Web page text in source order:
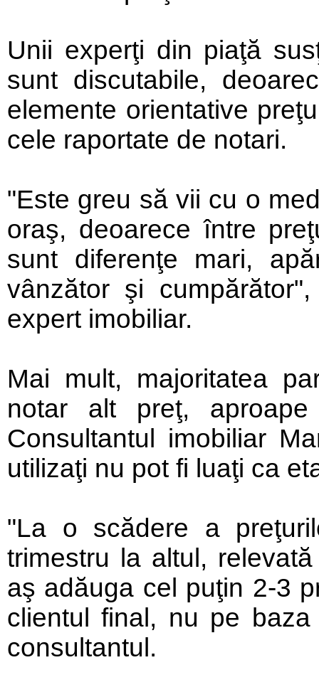
Unii experţi din piaţă
sunt discutabile,
elemente orientative
cele raportate de notari.
"Este greu să vii cu o
oraş, deoarece între
sunt diferenţe mari,
vânzător şi
expert imobiliar.
Mai mult, majoritatea
notar alt preţ,
Consultantul imobiliar
utilizaţi nu pot fi luaţi ca
"La o scădere a
trimestru la altul,
aş adăuga cel puţin 2-3
clientul final, nu pe
consultantul.